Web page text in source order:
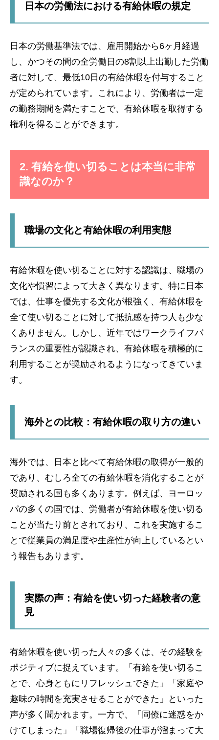
日本の労働法における有給休暇の規定
日本の労働基準法では、雇用開始から6ヶ月経過
し、かつその間の全労働日の8割以上出勤した労働
者に対して、最低10日の有給休暇を付与すること
が定められています。これにより、労働者は一定
の勤務期間を満たすことで、有給休暇を取得する
権利を得ることができます。
2. 有給を使い切ることは本当に非常
識なのか？
職場の文化と有給休暇の利用実態
有給休暇を使い切ることに対する認識は、職場の
文化や慣習によって大きく異なります。特に日本
では、仕事を優先する文化が根強く、有給休暇を
全て使い切ることに対して抵抗感を持つ人も少な
くありません。しかし、近年ではワークライフバ
ランスの重要性が認識され、有給休暇を積極的に
利用することが奨励されるようになってきていま
す。
海外との比較：有給休暇の取り方の違い
海外では、日本と比べて有給休暇の取得が一般的
であり、むしろ全ての有給休暇を消化することが
奨励される国も多くあります。例えば、ヨーロッ
パの多くの国では、労働者が有給休暇を使い切る
ことが当たり前とされており、これを実施するこ
とで従業員の満足度や生産性が向上しているとい
う報告もあります。
実際の声：有給を使い切った経験者の意
見
有給休暇を使い切った人々の多くは、その経験を
ポジティブに捉えています。「有給を使い切るこ
とで、心身ともにリフレッシュできた」「家庭や
趣味の時間を充実させることができた」といった
声が多く聞かれます。一方で、「同僚に迷惑をか
けてしまった」「職場復帰後の仕事が溜まって大